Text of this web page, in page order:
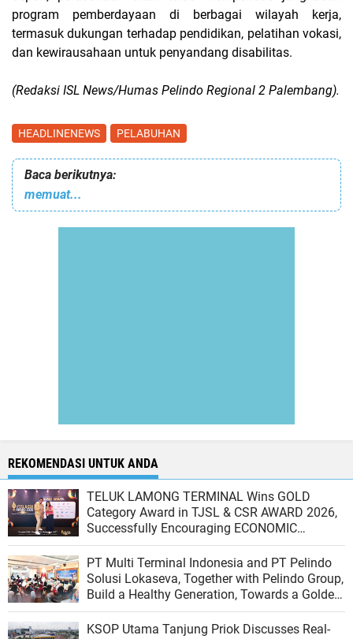
program pemberdayaan di berbagai wilayah kerja,
termasuk dukungan terhadap pendidikan, pelatihan vokasi,
dan kewirausahaan untuk penyandang disabilitas.
(Redaksi ISL News/Humas Pelindo Regional 2 Palembang).
HEADLINENEWS PELABUHAN
Baca berikutnya:
memuat...
REKOMENDASI UNTUK ANDA
TELUK LAMONG TERMINAL Wins GOLD
Category Award in TJSL & CSR AWARD 2026,
Successfully Encouraging ECONOMIC
INDEPENDENCE OF COASTAL COMMUNITIES
PT Multi Terminal Indonesia and PT Pelindo
Solusi Lokaseva, Together with Pelindo Group,
Build a Healthy Generation, Towards a Golden
Indonesia
KSOP Utama Tanjung Priok Discusses Real-